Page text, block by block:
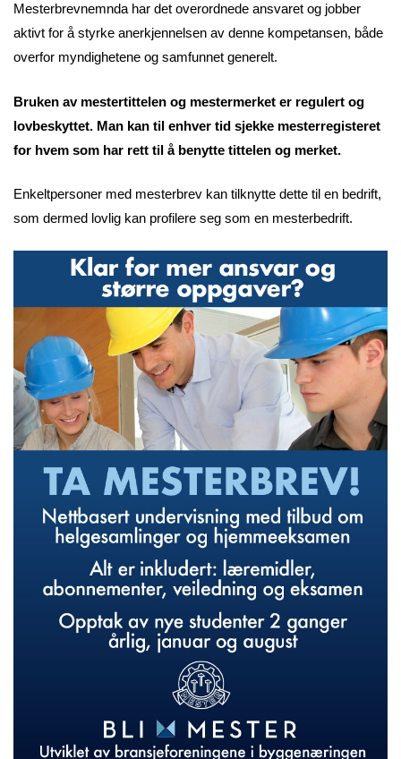
Mesterbrevnemnda har det overordnede ansvaret og jobber
aktivt for å styrke anerkjennelsen av denne kompetansen, både
overfor myndighetene og samfunnet generelt.
Bruken av mestertittelen og mestermerket er regulert og
lovbeskyttet. Man kan til enhver tid sjekke mesterregisteret
for hvem som har rett til å benytte tittelen og merket.
Enkeltpersoner med mesterbrev kan tilknytte dette til en bedrift,
som dermed lovlig kan profilere seg som en mesterbedrift.